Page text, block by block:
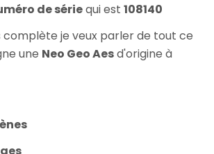
de sériequi est 108140
complète je veux parler de tout ce
une Neo Geo Aesd'origine à